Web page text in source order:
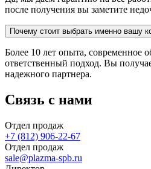
после получения вы заметите
Почему стоит выбрать именно вашу
Более 10 лет опыта, современное
ответственный подход. Вы
надежного партнера.
Связь с нами
Отдел продаж
+7 (812) 906-22-67
Отдел продаж
sale@plazma-spb.ru